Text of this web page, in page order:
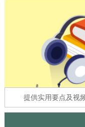
12345网上接诉即办
参与调查
走进北京
提供实用要点及视频